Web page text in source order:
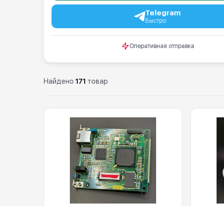
Telegram
Быстро
Оперативная отправка
Найдено 171 товар
Каталог: Запасные части